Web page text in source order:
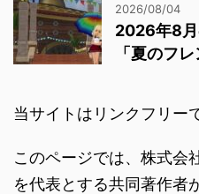
2026/08/04
2026年8月
「夏のフ
当サイトはリンクフリー
このページでは、株式会
を代表とする共同著作者